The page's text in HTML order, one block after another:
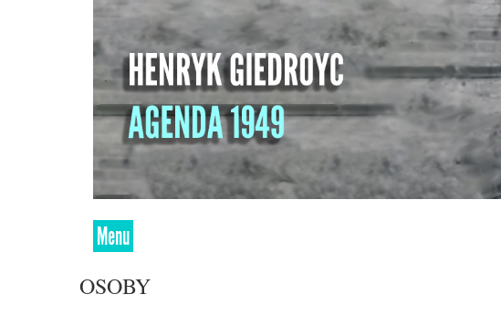
Menu
OSOBY